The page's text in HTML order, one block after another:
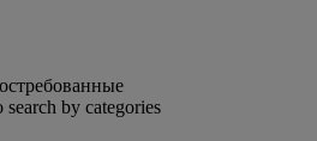
search by categories